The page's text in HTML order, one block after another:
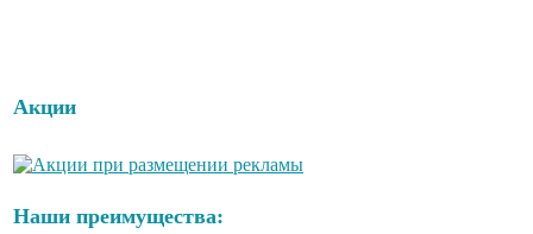
Акции
Наши преимущества: